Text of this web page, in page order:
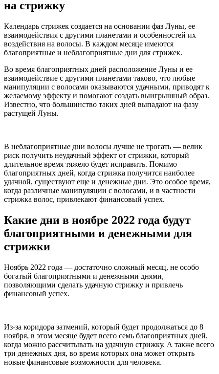
на стрижку
Календарь стрижек создается на основании фаз Луны, ее
взаимодействия с другими планетами и особенностей их
воздействия на волосы. В каждом месяце имеются
благоприятные и неблагоприятные дни для стрижек.
Во время благоприятных дней расположение Луны и ее
взаимодействие с другими планетами таково, что любые
манипуляции с волосами оказываются удачными, приводят к
желаемому эффекту и помогают создать выигрышный образ.
Известно, что большинство таких дней выпадают на фазу
растущей Луны.
В неблагоприятные дни волосы лучше не трогать — велик
риск получить неудачный эффект от стрижки, который
длительное время тяжело будет исправить. Помимо
благоприятных дней, когда стрижка получится наиболее
удачной, существуют еще и денежные дни. Это особое время,
когда различные манипуляции с волосами, и в частности
стрижка волос, привлекают финансовый успех.
Какие дни в ноябре 2022 года будут
благоприятными и денежными для
стрижки
Ноябрь 2022 года — достаточно сложный месяц, не особо
богатый благоприятными и денежными днями,
позволяющими сделать удачную стрижку и привлечь
финансовый успех.
Из-за коридора затмений, который будет продолжаться до 8
ноября, в этом месяце будет всего семь благоприятных дней,
когда можно рассчитывать на удачную стрижку. А также всего
три денежных дня, во время которых она может открыть
новые финансовые возможности для человека.